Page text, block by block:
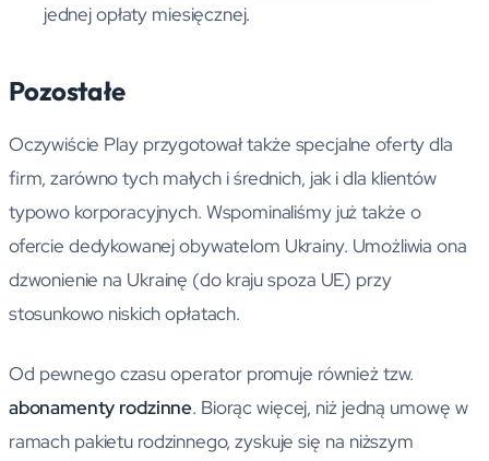
jednej opłaty miesięcznej.
Pozostałe
Oczywiście Play przygotował także specjalne oferty dla
firm, zarówno tych małych i średnich, jak i dla klientów
typowo korporacyjnych. Wspominaliśmy już także o
ofercie dedykowanej obywatelom Ukrainy. Umożliwia ona
dzwonienie na Ukrainę (do kraju spoza UE) przy
stosunkowo niskich opłatach.
Od pewnego czasu operator promuje również tzw.
abonamenty rodzinne. Biorąc więcej, niż jedną umowę w
ramach pakietu rodzinnego, zyskuje się na niższym